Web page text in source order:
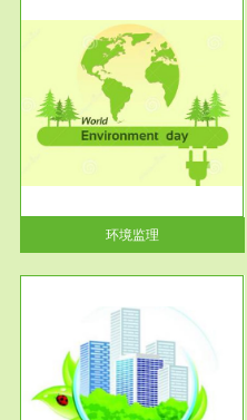
环境监理
服务范围
VOCs在线监测
根据《重点区域大气污染防
治“十二五”规划》有机废气净化
率达...
服务范围
政府/园区级VOCs综合管控服务